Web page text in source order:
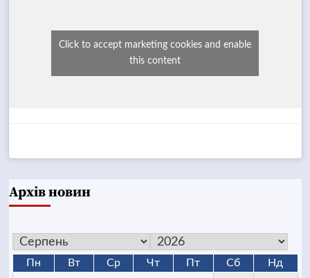
Click to accept marketing cookies and enable
this content
Архів новин
Пн Вт Ср Чт Пт Сб Нд